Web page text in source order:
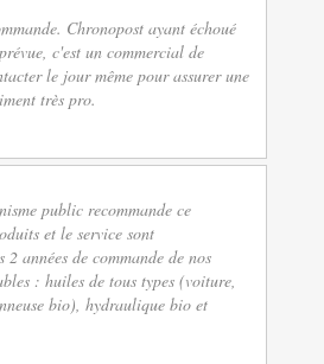
Chronopost ayant échoué
c'est un commercial de
le jour même pour assurer une
très pro.
public recommande ce
et le service sont
années de commande de nos
: huiles de tous types (voiture,
bio), hydraulique bio et